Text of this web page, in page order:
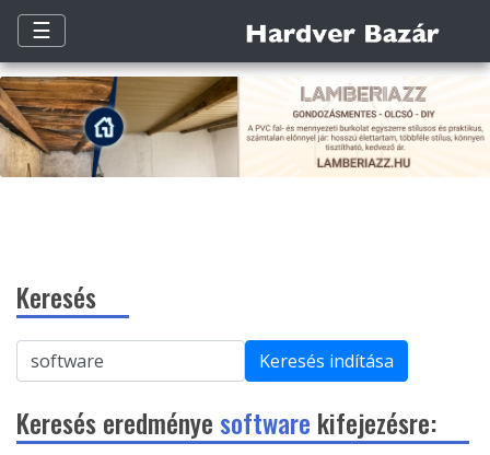
☰
Keresés
Keresés indítása
Keresés eredményesoftware kifejezésre: